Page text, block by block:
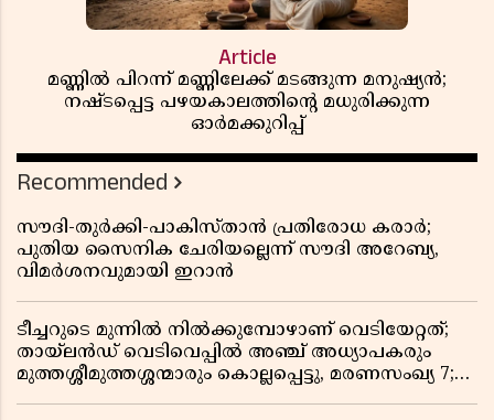
Article
മണ്ണിൽ പിറന്ന് മണ്ണിലേക്ക് മടങ്ങുന്ന മനുഷ്യൻ;
നഷ്ടപ്പെട്ട പഴയകാലത്തിൻ്റെ മധുരിക്കുന്ന
ഓർമക്കുറിപ്പ്
Recommended
സൗദി-തുർക്കി-പാകിസ്താൻ പ്രതിരോധ കരാർ;
പുതിയ സൈനിക ചേരിയല്ലെന്ന് സൗദി അറേബ്യ,
വിമർശനവുമായി ഇറാൻ
ടീച്ചറുടെ മുന്നിൽ നിൽക്കുമ്പോഴാണ് വെടിയേറ്റത്;
തായ്‌ലൻഡ് വെടിവെപ്പിൽ അഞ്ച് അധ്യാപകരും
മുത്തശ്ശീമുത്തശ്ശന്മാരും കൊല്ലപ്പെട്ടു, മരണസംഖ്യ 7;